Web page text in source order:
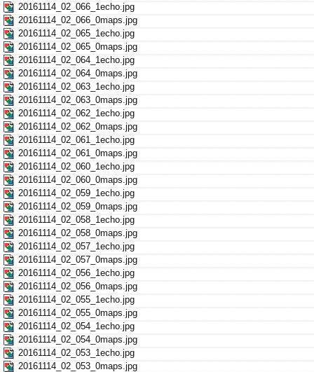
20161114_02_066_1echo.jpg
20161114_02_066_0maps.jpg
20161114_02_065_1echo.jpg
20161114_02_065_0maps.jpg
20161114_02_064_1echo.jpg
20161114_02_064_0maps.jpg
20161114_02_063_1echo.jpg
20161114_02_063_0maps.jpg
20161114_02_062_1echo.jpg
20161114_02_062_0maps.jpg
20161114_02_061_1echo.jpg
20161114_02_061_0maps.jpg
20161114_02_060_1echo.jpg
20161114_02_060_0maps.jpg
20161114_02_059_1echo.jpg
20161114_02_059_0maps.jpg
20161114_02_058_1echo.jpg
20161114_02_058_0maps.jpg
20161114_02_057_1echo.jpg
20161114_02_057_0maps.jpg
20161114_02_056_1echo.jpg
20161114_02_056_0maps.jpg
20161114_02_055_1echo.jpg
20161114_02_055_0maps.jpg
20161114_02_054_1echo.jpg
20161114_02_054_0maps.jpg
20161114_02_053_1echo.jpg
20161114_02_053_0maps.jpg